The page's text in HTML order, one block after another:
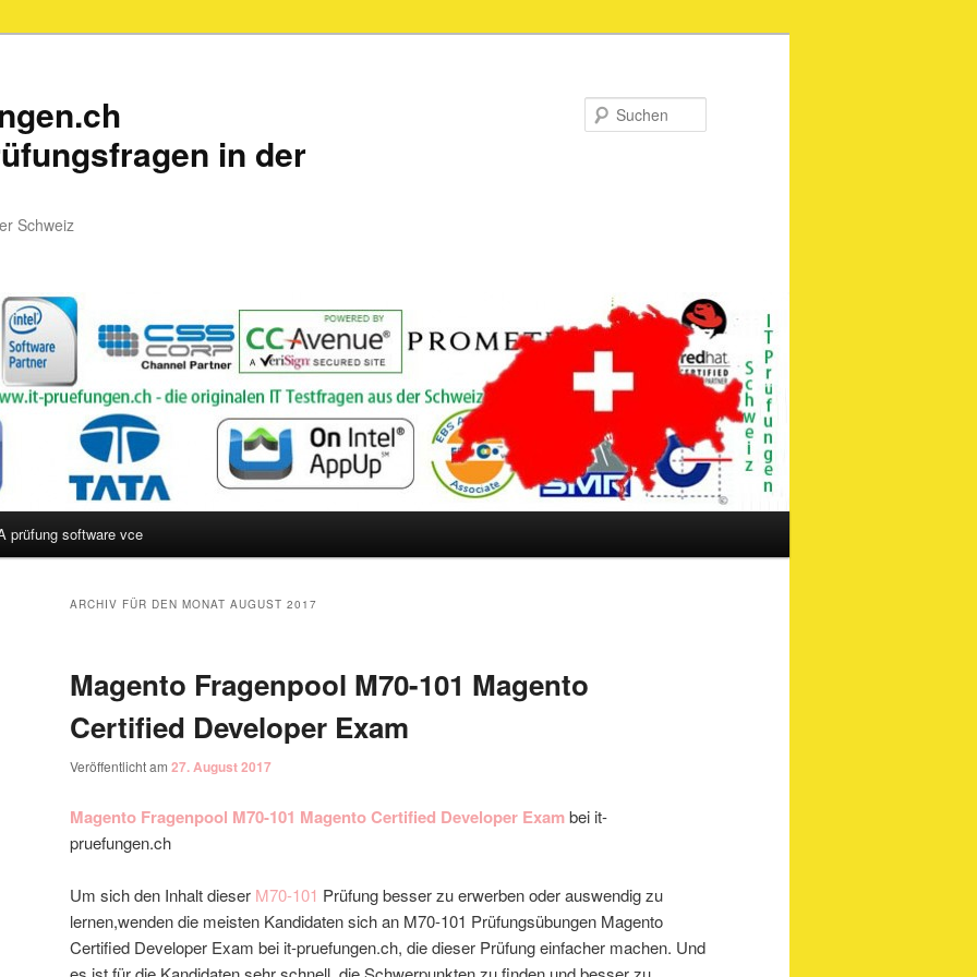
in der
Schweiz
prüfung software vce
ARCHIV FÜR DEN MONAT AUGUST 2017
Magento Fragenpool M70-101 Magento
Certified Developer Exam
Veröffentlicht am 27. August 2017
Magento Fragenpool M70-101 Magento Certified Developer Exambei it-
pruefungen.ch
Um sich den Inhalt dieser M70-101 Prüfung besser zu erwerben oder auswendig zu
lernen,wenden die meisten Kandidaten sich an M70-101 Prüfungsübungen Magento
Certified Developer Exam bei it-pruefungen.ch, die dieser Prüfung einfacher machen. Und